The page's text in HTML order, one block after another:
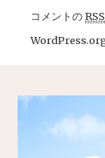
コメントのRSS